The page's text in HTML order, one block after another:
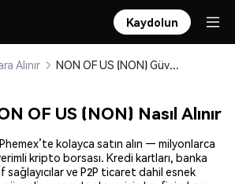
Kaydolun
Alınır NON OF US (NON) Güvenle Satın Alın ve Saklayın
OF US (NON) Nasıl Alınır
kolayca satın alın — milyonlarca
kripto borsası. Kredi kartları, banka
ve P2P ticaret dahil esnek